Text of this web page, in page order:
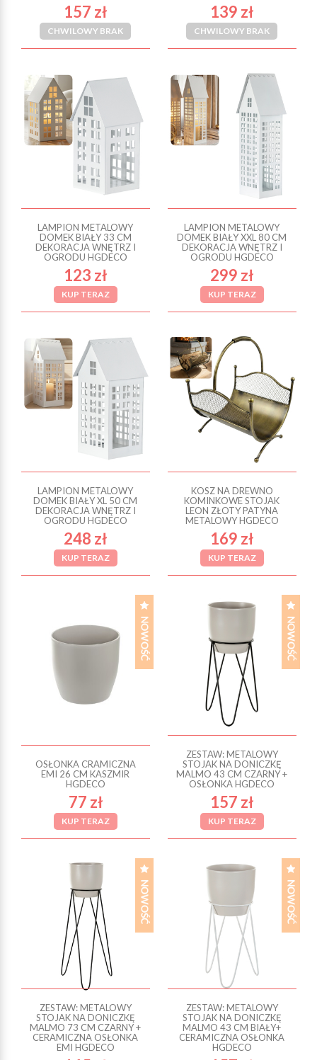
157 zł
CHWILOWY BRAK
139 zł
CHWILOWY BRAK
LAMPION METALOWY
DOMEK BIAŁY 33 CM
DEKORACJA WNĘTRZ I
OGRODU HGDECO
123 zł
KUP TERAZ
LAMPION METALOWY
DOMEK BIAŁY XXL 80 CM
DEKORACJA WNĘTRZ I
OGRODU HGDECO
299 zł
KUP TERAZ
LAMPION METALOWY
DOMEK BIAŁY XL 50 CM
DEKORACJA WNĘTRZ I
OGRODU HGDECO
248 zł
KUP TERAZ
KOSZ NA DREWNO
KOMINKOWE STOJAK
LEON ZŁOTY PATYNA
METALOWY HGDECO
169 zł
KUP TERAZ
OSŁONKA CRAMICZNA
EMI 26 CM KASZMIR
HGDECO
77 zł
KUP TERAZ
ZESTAW: METALOWY
STOJAK NA DONICZKĘ
MALMO 43 CM CZARNY +
OSŁONKA HGDECO
157 zł
KUP TERAZ
ZESTAW: METALOWY
STOJAK NA DONICZKĘ
MALMO 73 CM CZARNY +
CERAMICZNA OSŁONKA
EMI HGDECO
ZESTAW: METALOWY
STOJAK NA DONICZKĘ
MALMO 43 CM BIAŁY+
CERAMICZNA OSŁONKA
HGDECO